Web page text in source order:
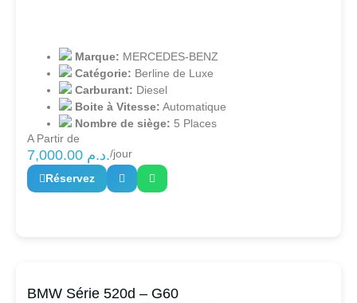
Marque: MERCEDES-BENZ
Catégorie: Berline de Luxe
Carburant: Diesel
Boite à Vitesse: Automatique
Nombre de siège: 5 Places
A Partir de
7,000.00 د.م./jour
Réservez
BMW Série 520d – G60